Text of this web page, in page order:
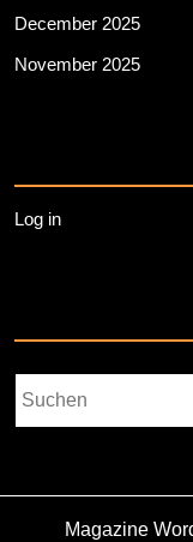
December 2025
November 2025
Log in
Magazine